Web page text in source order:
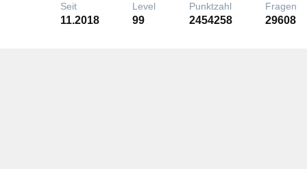
Seit
11.2018
Level
99
Punktzahl
2454258
Fragen
29608